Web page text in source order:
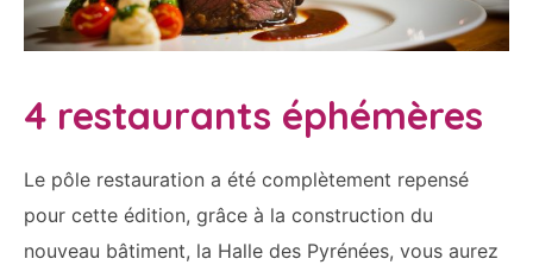
4 restaurants éphémères
Le pôle restauration a été complètement repensé
pour cette édition, grâce à la construction du
nouveau bâtiment, la Halle des Pyrénées, vous aurez